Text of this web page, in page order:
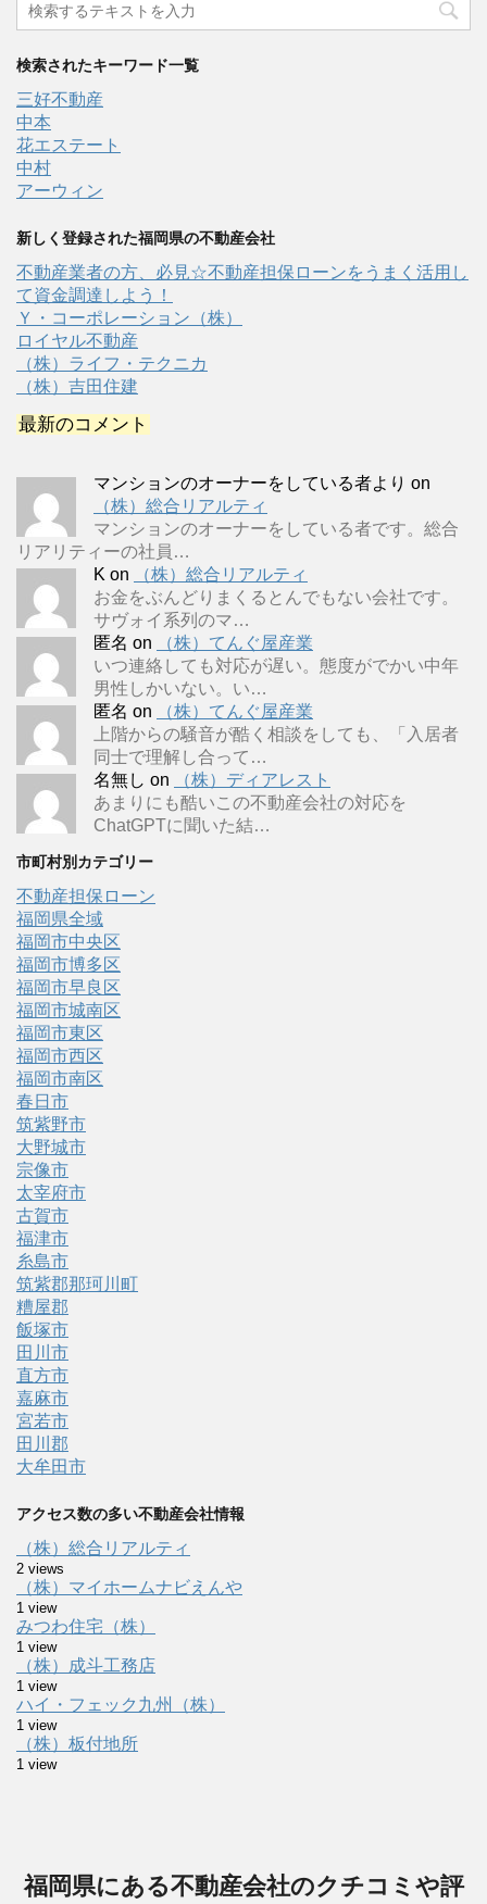
検索されたキーワード一覧
三好不動産
中本
花エステート
中村
アーウィン
新しく登録された福岡県の不動産会社
不動産業者の方、必見☆不動産担保ローンをうまく活用し
て資金調達しよう！
Ｙ・コーポレーション（株）
ロイヤル不動産
（株）ライフ・テクニカ
（株）吉田住建
最新のコメント
マンションのオーナーをしている者より on
（株）総合リアルティ
マンションのオーナーをしている者です。総合
リアリティーの社員…
K on
（株）総合リアルティ
お金をぶんどりまくるとんでもない会社です。
サヴォイ系列のマ…
匿名 on
（株）てんぐ屋産業
いつ連絡しても対応が遅い。態度がでかい中年
男性しかいない。い…
匿名 on
（株）てんぐ屋産業
上階からの騒音が酷く相談をしても、「入居者
同士で理解し合って…
名無し on
（株）ディアレスト
あまりにも酷いこの不動産会社の対応を
ChatGPTに聞いた結…
市町村別カテゴリー
不動産担保ローン
福岡県全域
福岡市中央区
福岡市博多区
福岡市早良区
福岡市城南区
福岡市東区
福岡市西区
福岡市南区
春日市
筑紫野市
大野城市
宗像市
太宰府市
古賀市
福津市
糸島市
筑紫郡那珂川町
糟屋郡
飯塚市
田川市
直方市
嘉麻市
宮若市
田川郡
大牟田市
アクセス数の多い不動産会社情報
（株）総合リアルティ
2 views
（株）マイホームナビえんや
1 view
みつわ住宅（株）
1 view
（株）成斗工務店
1 view
ハイ・フェック九州（株）
1 view
（株）板付地所
1 view
福岡県にある不動産会社のクチコミや評